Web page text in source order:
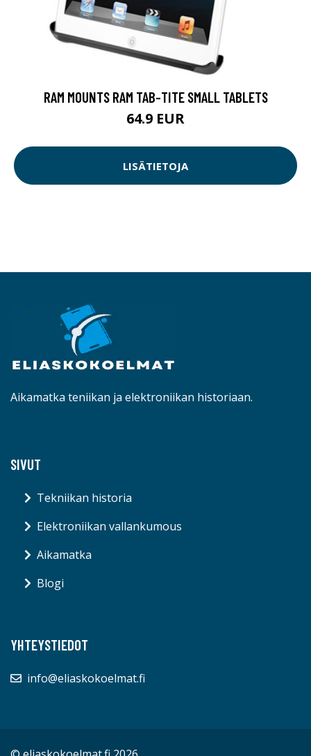
RAM MOUNTS RAM TAB-TITE SMALL TABLETS
64.9 EUR
LISÄTIETOJA
Aikamatka teniikan ja elektroniikan historiaan.
SIVUT
Tekniikan historia
Elektroniikan vallankumous
Aikamatka
Blogi
YHTEYSTIEDOT
info@eliaskokoelmat.fi